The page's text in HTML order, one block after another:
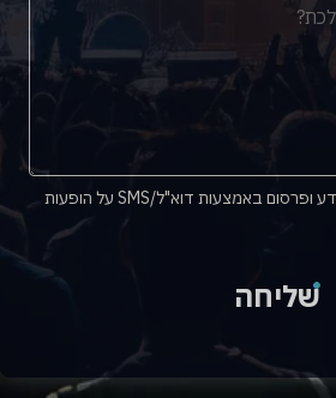
אני מאשר/ת קבלת מידע ופרסום באמצעות דוא"ל/SMS על הופעות
שליחה